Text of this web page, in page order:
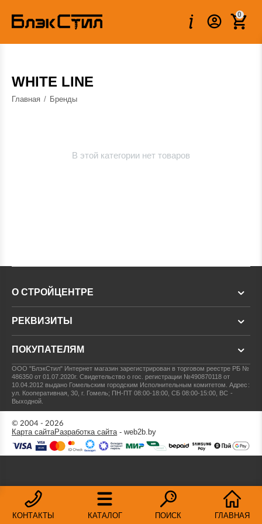
0
WHITE LINE
Главная / Бренды
В этой категории нет товаров
КОНТАКТЫ КАТАЛОГ ПОИСК ГЛАВНАЯ
О СТРОЙЦЕНТРЕ
РЕКВИЗИТЫ
ПОКУПАТЕЛЯМ
ООО "БлэкСтил" Интернет магазин зарегистрирован в торговом реестре РБ №
486350 от 01.07.2020г.Свидетельство о гос. регистрации №490870118 от
10.04.2012 выдано Гомельским городским Исполнительным комитетом.Адрес:
ул. Кооперативная, 30, г. Гомель; ПН-ПТ 08:00-18:00, СБ 08:00-15:00, ВС -
Выходной.
© 2004 - 2026
Карта сайтаРазработка сайта- web2b.by